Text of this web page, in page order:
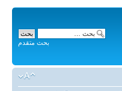
بحث متقدم